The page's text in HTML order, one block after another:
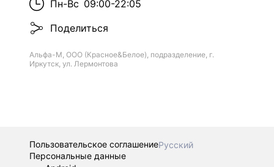
Пн-Вс 09:00-22:05
Поделиться
Альфа-М, ООО (Красное&Белое), подразделение, г.
Иркутск, ул. Лермонтова
Пользовательское соглашениеРусский
Персональные данные